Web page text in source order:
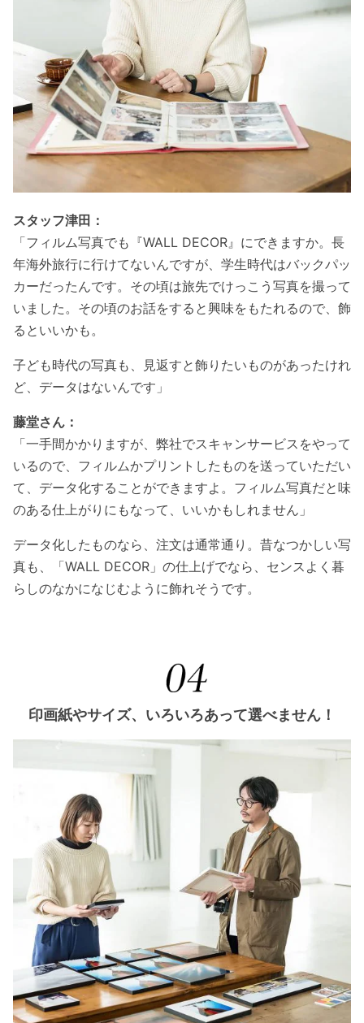
スタッフ津田：
「フィルム写真でも『WALL DECOR』にできますか。長
年海外旅行に行けてないんですが、学生時代はバックパッ
カーだったんです。その頃は旅先でけっこう写真を撮って
いました。その頃のお話をすると興味をもたれるので、飾
るといいかも。
子ども時代の写真も、見返すと飾りたいものがあったけれ
ど、データはないんです」
藤堂さん：
「一手間かかりますが、弊社でスキャンサービスをやって
いるので、フィルムかプリントしたものを送っていただい
て、データ化することができますよ。フィルム写真だと味
のある仕上がりにもなって、いいかもしれません」
データ化したものなら、注文は通常通り。昔なつかしい写
真も、「WALL DECOR」の仕上げでなら、センスよく暮
らしのなかになじむように飾れそうです。
印画紙やサイズ、いろいろあって選べません！